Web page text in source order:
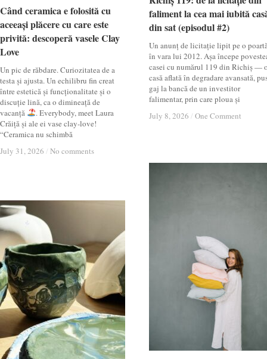
Când ceramica e folosită cu
aceeași plăcere cu care este
privită: descoperă vasele Clay
Love
Un pic de răbdare. Curiozitatea de a
testa și ajusta. Un echilibru fin creat
între estetică și funcționalitate și o
discuție lină, ca o dimineață de
vacanță
. Everybody, meet Laura
Crăiță și ale ei vase clay-love!
“Ceramica nu schimbă
July 31, 2026 / No comments
Când ceramica e folosită cu
aceeași plăcere cu care este
privită: descoperă vasele Clay
Love
July 31, 2026 / No comments
faliment la cea mai iubită
din sat (episodul #2)
Un anunț de licitație lipit pe o
în vara lui 2012. Așa începe
casei cu numărul 119 din Richiș —
casă aflată în degradare avansată,
gaj la bancă de un investitor
falimentar, prin care ploua și
July 8, 2026 / One Comment
faliment la cea mai iubită
din sat (episodul #2)
July 8, 2026 / One Comment